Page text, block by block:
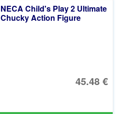
NECA Child's Play 2 Ultimate
Chucky Action Figure
45.48 €